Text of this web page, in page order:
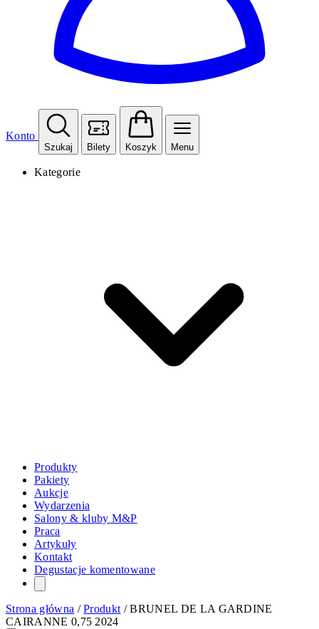
Konto
Szukaj Bilety Koszyk Menu
Kategorie
Produkty
Pakiety
Aukcje
Wydarzenia
Salony & kluby M&P
Praca
Artykuły
Kontakt
Degustacje komentowane
Strona główna /Produkt /BRUNEL DE LA GARDINE
CAIRANNE 0,75 2024